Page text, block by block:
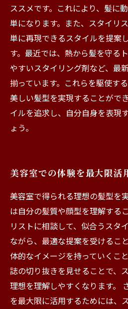
ススメです。これにより、髪に
単になります。また、スタイリ
単に再現できるスタイルを提案
す。最近では、熱から髪を守る
やすいスタイリング剤など、最
揃っています。これらを駆使す
美しい髪型を実現することがで
イルを追求し、自分自身を表現
ょう。
美容室での体験を最大限活
美容室で得られる理想の髪型を
は自分の髪質や顔型を理解する
リストに相談して、似合うスタ
ながら、最適な提案を受けるこ
体的なイメージを持っていくこ
誌の切り抜きを見せることで、
理想を理解しやすくなります。
を最大限に活用するためには、